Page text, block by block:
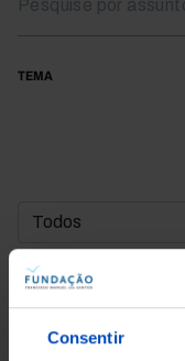
Consentir
TEMA
DATA DE INÍCIO
DATA DE FIM